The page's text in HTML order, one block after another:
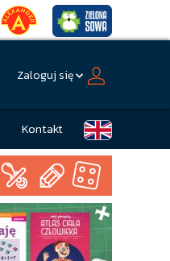
Zaloguj się
Kontakt